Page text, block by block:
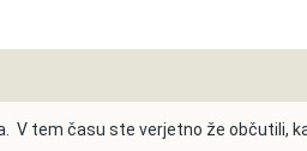
V tem času ste verjetno že občutili,